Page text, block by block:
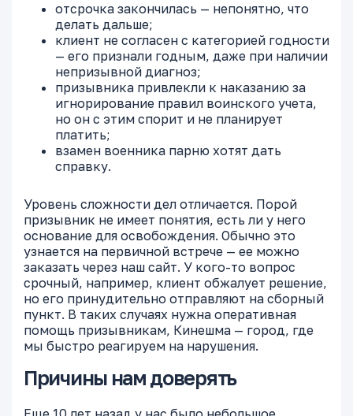
отсрочка закончилась — непонятно, что
делать дальше;
клиент не согласен с категорией годности
— его признали годным, даже при наличии
непризывной диагноз;
призывника привлекли к наказанию за
игнорирование правил воинского учета,
но он с этим спорит и не планирует
платить;
взамен военника парню хотят дать
справку.
Уровень сложности дел отличается. Порой
призывник не имеет понятия, есть ли у него
основание для освобождения. Обычно это
узнается на первичной встрече — ее можно
заказать через наш сайт. У кого-то вопрос
срочный, например, клиент обжалует решение,
но его принудительно отправляют на сборный
пункт. В таких случаях нужна оперативная
помощь призывникам, Кинешма — город, где
мы быстро реагируем на нарушения.
Причины нам доверять